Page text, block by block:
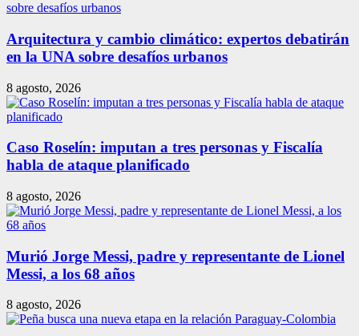
Arquitectura y cambio climático: expertos debatirán
en la UNA sobre desafíos urbanos
8 agosto, 2026
Caso Roselín: imputan a tres personas y Fiscalía
habla de ataque planificado
8 agosto, 2026
Murió Jorge Messi, padre y representante de Lionel
Messi, a los 68 años
8 agosto, 2026